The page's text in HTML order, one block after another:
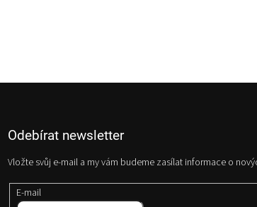
Odebírat newsletter
Vložte svůj e-mail a my vám budeme zasílat informace o
E-mail